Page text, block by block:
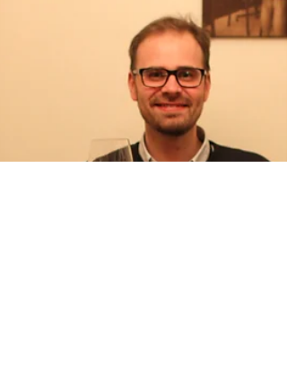
frihet når de tunge støvlene forsvinner
for første gang etter vinteren og man
bære lettere sko....